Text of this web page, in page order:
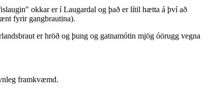
okkar er í Laugardal og það er lítil hætta á því að
fyrir gangbrautina).
er hröð og þung og gatnamótin mjög óörugg vegna
framkvæmd.